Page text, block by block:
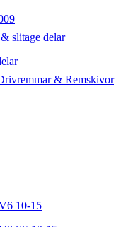
slitage delar
& Remskivor
10-15